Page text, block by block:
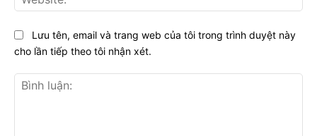
Lưu tên, email và trang web của tôi trong trình duyệt này
cho lần tiếp theo tôi nhận xét.